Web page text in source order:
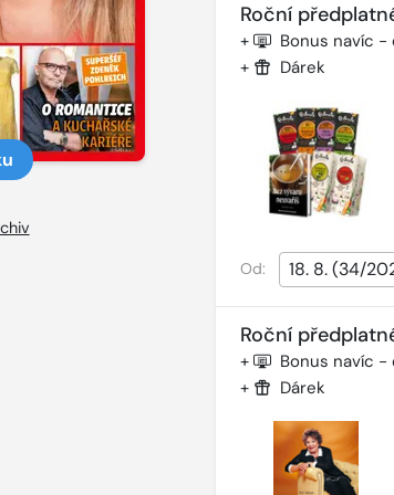
Roční
+ Bonus navíc -
+ Dárek
Od:
Roční
+ Bonus navíc -
+ Dárek